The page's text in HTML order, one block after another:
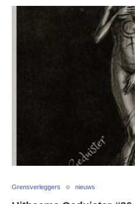
Grensverleggers nieuws